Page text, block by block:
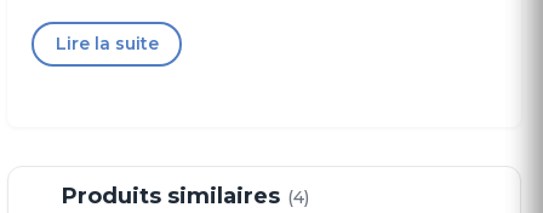
Le taux de rafraîchissement de 240 Hz/50 Hz garantit une fluidité
d'affichage, tandis que le rétroéclairage LED assure une durée de vie
prolongée de 50 000 heures. Cet écran est équipé d'une caméra intégrée
Les 8 microphones intégrés assurent une captation audio à une distance
allant jusqu'à 10 mètres, avec des fonctionnalités avancées comme
l'annulation d'écho et la suppression du bruit pour une communication
Lire la suite
Produits similaires (4)